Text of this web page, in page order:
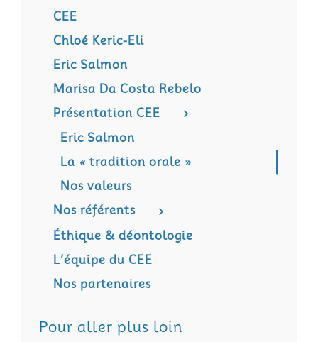
CEE
Chloé Keric-Eli
Eric Salmon
Marisa Da Costa Rebelo
Présentation CEE
Eric Salmon
La « tradition orale »
Nos valeurs
Nos référents
Éthique & déontologie
L’équipe du CEE
Nos partenaires
Pour aller plus loin